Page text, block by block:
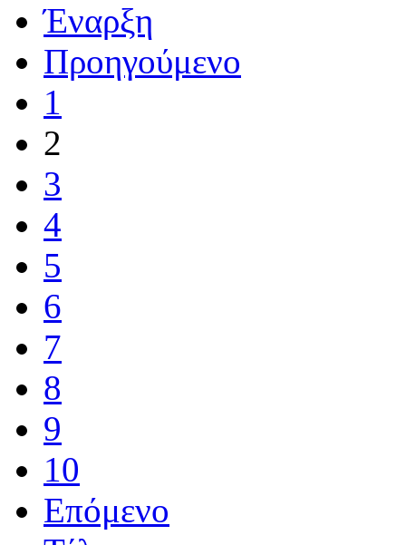
Έναρξη
Προηγούμενο
1
2
3
4
5
6
7
8
9
10
Επόμενο